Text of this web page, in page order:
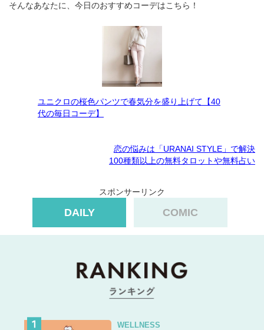
そんなあなたに、今日のおすすめコーデはこちら！
ユニクロの桜色パンツで春気分を盛り上げて【40
代の毎日コーデ】
恋の悩みは「URANAI STYLE」で解決
100種類以上の無料タロットや無料占い
スポンサーリンク
DAILY COMIC
WELLNESS